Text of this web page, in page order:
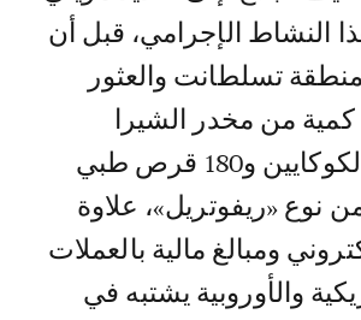
النشاط الإجرامي، قبل أن
تسلطانت والعثور
من مخدر الشيرا
وجرعات من الكوكايين و180 قرص طبي
نوع «ريفوتريل»، علاوة
ومبالغ مالية بالعملات
والأوروبية يشتبه في